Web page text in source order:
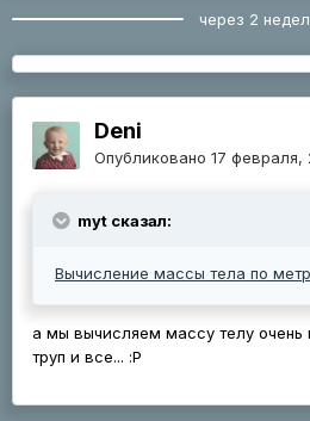
через 2
Deni
Опубликовано 17 февраля,
myt сказал:
Вычисление массы тела по
а мы вычисляем массу телу
труп и все... :Р